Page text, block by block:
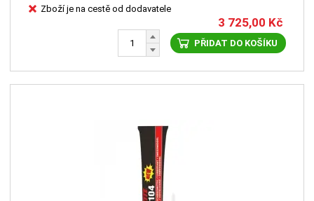
Zboží je na cestě od dodavatele
3 725,00 Kč
PŘIDAT DO KOŠÍKU